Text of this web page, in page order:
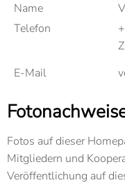
Name
Telefon
E-Mail
Fotos auf dieser
Mitgliedern und
Veröffentlichung auf